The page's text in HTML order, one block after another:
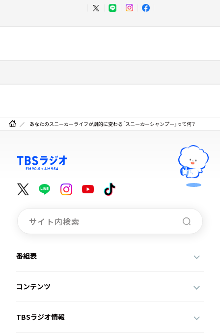
あなたのスニーカーライフが劇的に変わる「スニーカーシャンプー」って何？
番組表
コンテンツ
TBSラジオ情報